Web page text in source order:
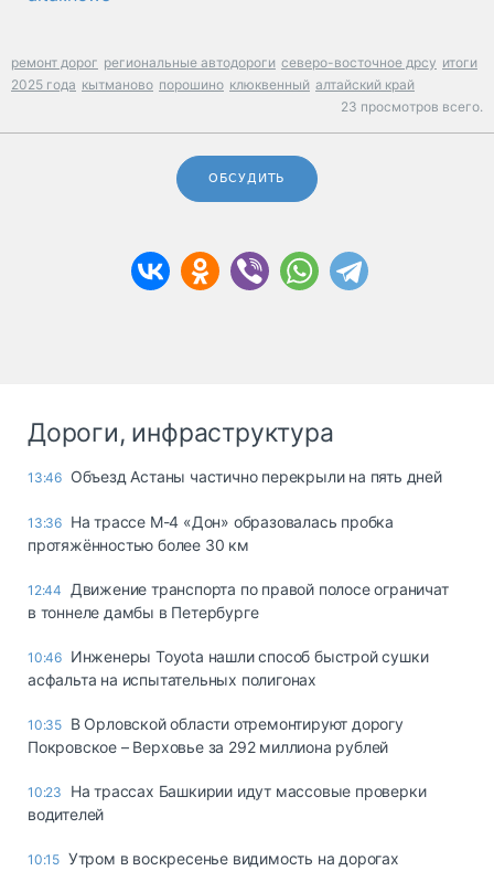
ремонт дорог региональные автодороги северо-восточное дрсу итоги
2025 года кытманово порошино клюквенный алтайский край
23 просмотров всего.
ОБСУДИТЬ
Дороги, инфраструктура
13:46 Объезд Астаны частично перекрыли на пять дней
13:36 На трассе М-4 «Дон» образовалась пробка
протяжённостью более 30 км
12:44
Движение транспорта по правой полосе ограничат
в тоннеле дамбы в Петербурге
10:46 Инженеры Toyota нашли способ быстрой сушки
асфальта на испытательных полигонах
10:35 В Орловской области отремонтируют дорогу
Покровское – Верховье за 292 миллиона рублей
10:23
На трассах Башкирии идут массовые проверки
водителей
10:15 Утром в воскресенье видимость на дорогах